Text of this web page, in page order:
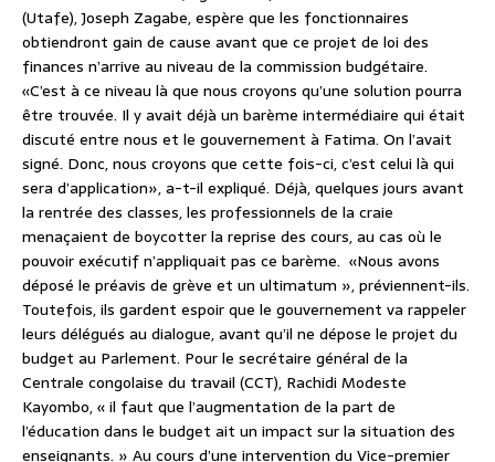
(Utafe), Joseph Zagabe, espère que les fonctionnaires
obtiendront gain de cause avant que ce projet de loi des
finances n’arrive au niveau de la commission budgétaire.
«C’est à ce niveau là que nous croyons qu’une solution pourra
être trouvée. Il y avait déjà un barème intermédiaire qui était
discuté entre nous et le gouvernement à Fatima. On l’avait
signé. Donc, nous croyons que cette fois-ci, c’est celui là qui
sera d’application», a-t-il expliqué. Déjà, quelques jours avant
la rentrée des classes, les professionnels de la craie
menaçaient de boycotter la reprise des cours, au cas où le
pouvoir exécutif n’appliquait pas ce barème. «Nous avons
déposé le préavis de grève et un ultimatum », préviennent-ils.
Toutefois, ils gardent espoir que le gouvernement va rappeler
leurs délégués au dialogue, avant qu’il ne dépose le projet du
budget au Parlement. Pour le secrétaire général de la
Centrale congolaise du travail (CCT), Rachidi Modeste
Kayombo, « il faut que l’augmentation de la part de
l’éducation dans le budget ait un impact sur la situation des
enseignants. » Au cours d’une intervention du Vice-premier